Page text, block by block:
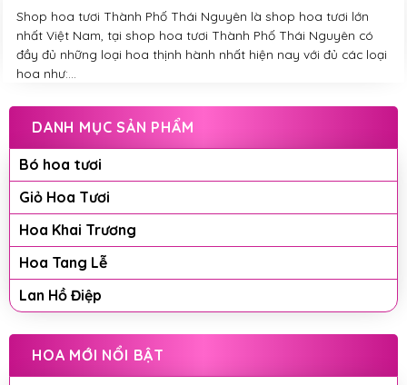
Shop hoa tươi Thành Phố Thái Nguyên là shop hoa tươi lớn
nhất Việt Nam, tại shop hoa tươi Thành Phố Thái Nguyên có
đầy đủ những loại hoa thịnh hành nhất hiện nay với đủ các loại
hoa như:...
DANH MỤC SẢN PHẨM
Bó hoa tươi
Giỏ Hoa Tươi
Hoa Khai Trương
Hoa Tang Lễ
Lan Hồ Điệp
HOA MỚI NỔI BẬT